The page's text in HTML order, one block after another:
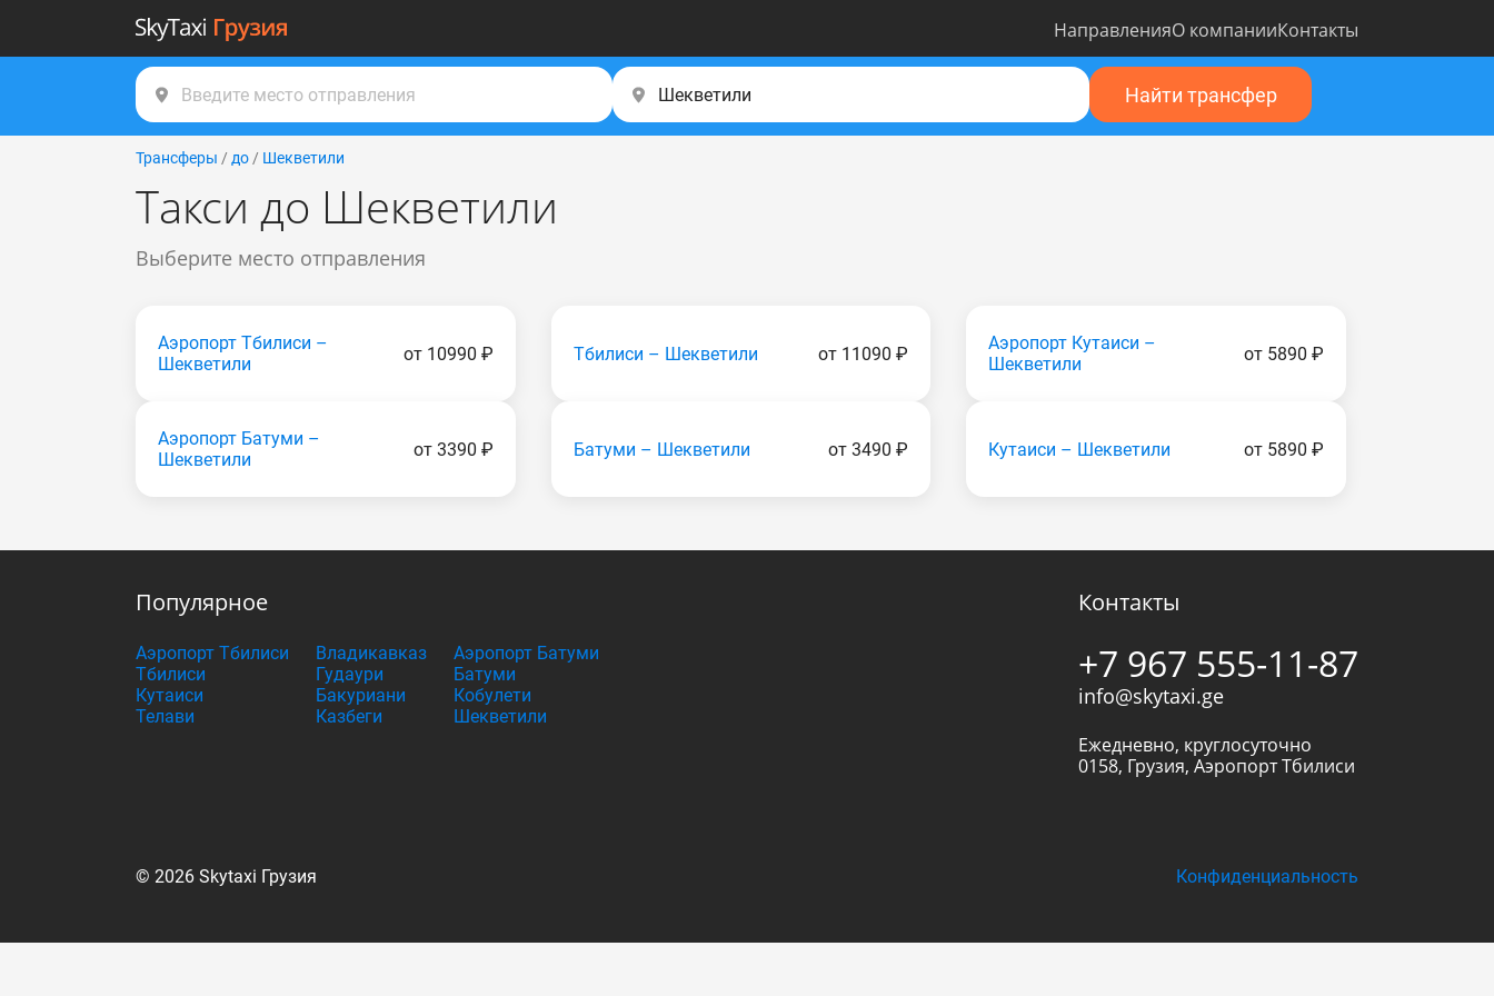
НаправленияО компанииКонтакты
Найти трансфер
Трансферы / до / Шекветили
Такси до Шекветили
Выберите место отправления
Аэропорт Тбилиси –
Шекветили
от 10990 ₽ Тбилиси – Шекветили от 11090 ₽
Аэропорт Кутаиси –
Шекветили
от 5890 ₽
Аэропорт Батуми –
Шекветили
от 3390 ₽ Батуми – Шекветили от 3490 ₽ Кутаиси – Шекветили от 5890 ₽
Популярное
Аэропорт Тбилиси
Тбилиси
Кутаиси
Телави
Владикавказ
Гудаури
Бакуриани
Казбеги
Аэропорт Батуми
Батуми
Кобулети
Шекветили
Контакты
+7 967 555-11-87
info@skytaxi.ge
Ежедневно, круглосуточно
0158, Грузия, Аэропорт Тбилиси
© 2026 Skytaxi Грузия Конфиденциальность